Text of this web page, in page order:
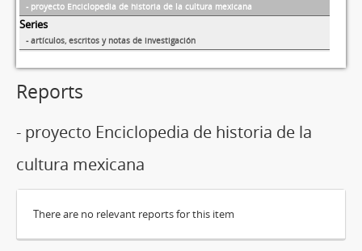
- proyecto Enciclopedia de historia de la cultura mexicana
Series
- artículos, escritos y notas de investigación
Reports
- proyecto Enciclopedia de historia de la
cultura mexicana
There are no relevant reports for this item